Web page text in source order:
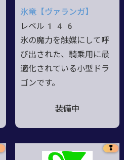
氷竜【ヴァランガ】
レベル146
氷の魔力を触媒にして呼
び出された、騎乗用に最
適化されている小型ドラ
ゴンです。
装備中
❢